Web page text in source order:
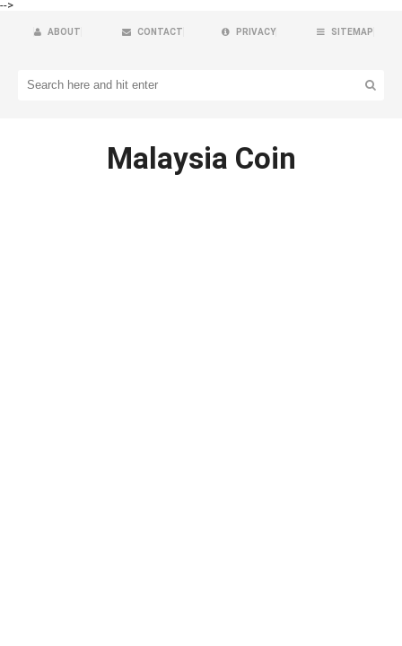
-->
ABOUT CONTACT PRIVACY SITEMAP
Malaysia Coin